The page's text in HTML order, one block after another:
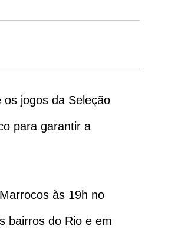
jogos da Seleção
para garantir a
às 19h no
bairros do Rio e em